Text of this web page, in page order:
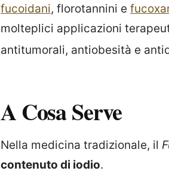
fucoidani, florotannini e
molteplici applicazioni
antitumorali, antiobesità e
A Cosa Serve
Nella medicina tradizionale, il
contenuto di iodio.